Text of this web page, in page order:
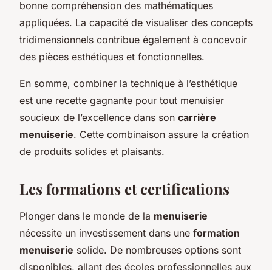
bonne compréhension des mathématiques
appliquées. La capacité de visualiser des concepts
tridimensionnels contribue également à concevoir
des pièces esthétiques et fonctionnelles.
En somme, combiner la technique à l’esthétique
est une recette gagnante pour tout menuisier
soucieux de l’excellence dans son carrière
menuiserie. Cette combinaison assure la création
de produits solides et plaisants.
Les formations et certifications
Plonger dans le monde de la menuiserie
nécessite un investissement dans une formation
menuiserie solide. De nombreuses options sont
disponibles, allant des écoles professionnelles aux